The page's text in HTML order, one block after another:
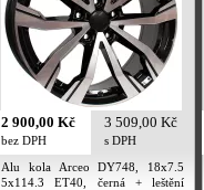
2 900,00 Kč
bez DPH
3 509,00 Kč
s DPH
Alu kola Arceo DY748, 18x7.5
5x114.3 ET40, černá + leštění